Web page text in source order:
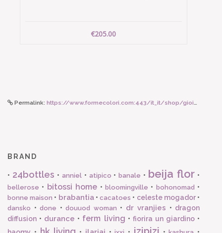
€205.00
Permalink: https://www.formecolori.com:443/it_it/shop/gioielli/bracciali/tataborello_meriggio_bracciale_oro_e_corallo/6831
BRAND
• 24bottles • anniel• atipico •banale • beija flor •
bellerose • bitossi home • bloomingville • bohonomad •
bonne maison • brabantia•cacatoes • celeste mogador•
dansko • done • douuod woman • dr vranjies • dragon
diffusion • durance • ferm living • fiorira un giardino•